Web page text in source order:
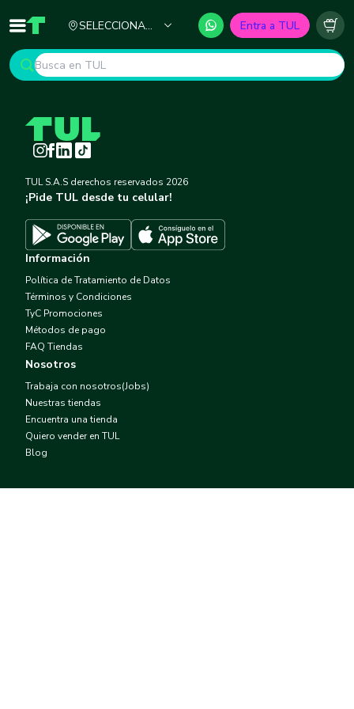
Inicio TUL - Tu Marketplace de Construcción
SELECCIONA
Entra a TUL
Instagram
Facebook
LinkedInTikTok
TUL S.A.S derechos reservados 2026
¡Pide TUL desde tu celular!
Descargar TUL en Google Play
Información
Política de Tratamiento de Datos
Términos y Condiciones
TyC Promociones
Métodos de pago
FAQ Tiendas
Nosotros
Trabaja con nosotros(Jobs)
Nuestras tiendas
Encuentra una tienda
Quiero vender en TUL
Blog